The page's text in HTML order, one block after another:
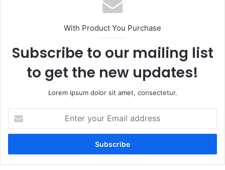
With Product You Purchase
Subscribe to our mailing list
to get the new updates!
Lorem ipsum dolor sit amet, consectetur.
your
Email